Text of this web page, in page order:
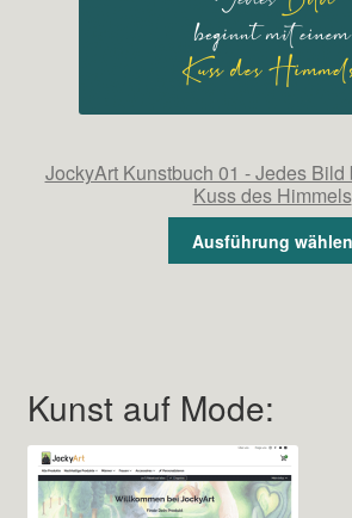
JockyArt Kunstbuch 01 - Jedes Bild
Kuss des Himmels
Ausführung wählen
Kunst auf Mode: